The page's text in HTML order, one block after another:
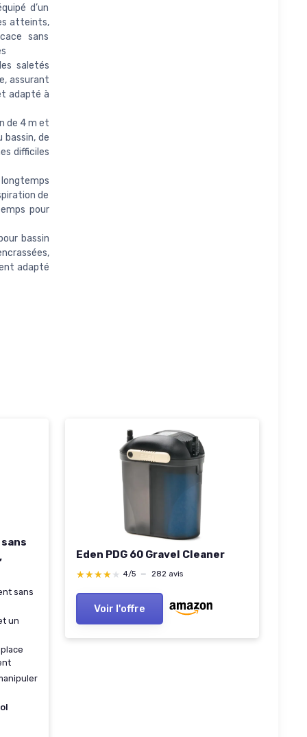
d’un
atteints,
sans
saletés
assurant
adapté à
de 4 m et
de
difficiles
longtemps
de
pour
bassin
adapté
sans
un
Eden PDG 60 Gravel Cleaner
★★★★★
★★★★★ 4/5 — 282 avis
Voir l'offre